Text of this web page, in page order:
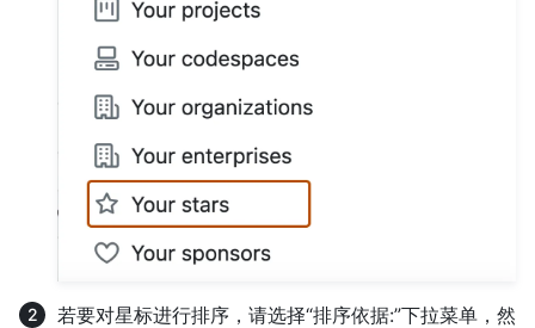
若要对星标进行排序，请选择“排序依据:”下拉菜单，然